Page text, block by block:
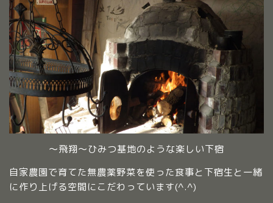
～飛翔～ひみつ基地のような楽しい下宿
自家農園で育てた無農薬野菜を使った食事と下宿生と一緒
に作り上げる空間にこだわっています(^.^)